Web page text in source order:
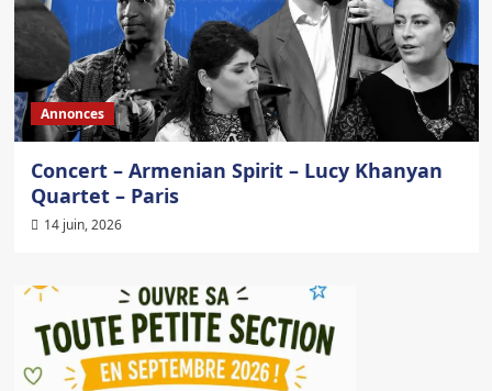
Annonces
Concert – Armenian Spirit – Lucy Khanyan
Quartet – Paris
14 juin, 2026